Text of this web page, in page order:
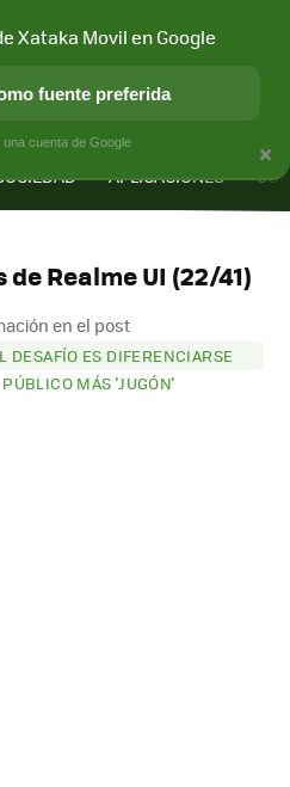
APLICACIONES
Realme UI (22/41)
en el post
DESAFÍO ES DIFERENCIARSE
MÁS 'JUGÓN'
×
Xataka Movil en Google
fuente preferida
cuenta de Google